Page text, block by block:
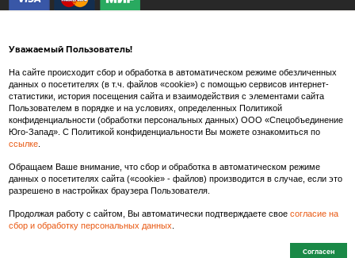
Внимание! Любые изображения на сайте www.spets.ru носят художественный
характер и не являются рекламными изображениями продаваемых товаров. Внешний
вид товара может отличаться от представленных на сайте изображений.
Производитель так же в праве вносить изменения в состав тканей, конструкцию и
характеристик качества/безопасности товаров.
Уважаемый Пользователь!
На сайте происходит сбор и обработка в автоматическом режиме обезличенных
данных о посетителях (в т.ч. файлов «cookie») с помощью сервисов интернет-
статистики, история посещения сайта и взаимодействия с элементами сайта
Пользователем в порядке и на условиях, определенных Политикой
конфиденциальности (обработки персональных данных) ООО «Спецобъединение
Юго-Запад». С Политикой конфиденциальности Вы можете ознакомиться по
ссылке.
Обращаем Ваше внимание, что сбор и обработка в автоматическом режиме
данных о посетителях сайта («cookie» - файлов) производится в случае, если это
разрешено в настройках браузера Пользователя.
Продолжая работу с сайтом, Вы автоматически подтверждаете свое согласие на
сбор и обработку персональных данных
Согласен